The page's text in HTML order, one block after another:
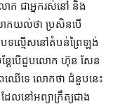
ជា​អ្នក​រស់នៅ និង​
ក​យល់ថា ប្រសិនបើ​
ទល្មើស​នៅ​តំបន់​ព្រៃ​ឡង់​
ន្តែ​បើ​ជួប​លោក ហ៊ុន សែន
រៃឈើ​ទេ លោក​ថា ជំនួប​នេះ
ល​នៅ​អព្យាក្រឹត្យ​ជាង